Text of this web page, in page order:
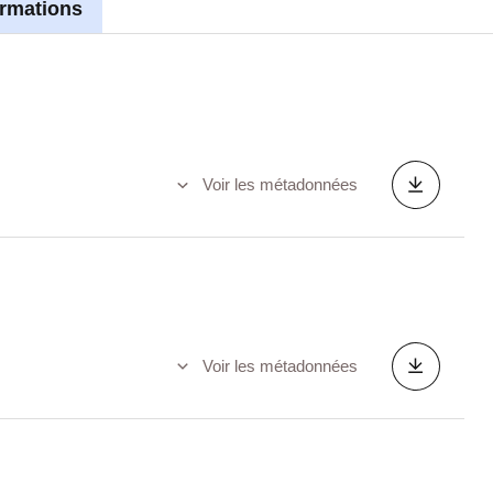
Voir les métadonnées
Voir les métadonnées